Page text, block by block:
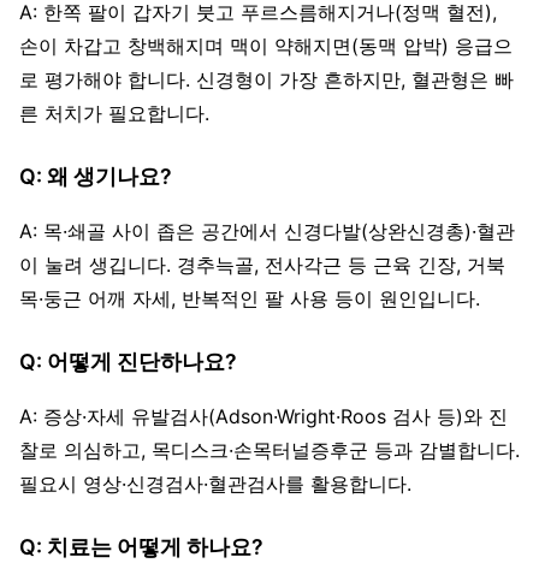
A: 한쪽 팔이 갑자기 붓고 푸르스름해지거나(정맥 혈전),
손이 차갑고 창백해지며 맥이 약해지면(동맥 압박) 응급으
로 평가해야 합니다. 신경형이 가장 흔하지만, 혈관형은 빠
른 처치가 필요합니다.
Q: 왜 생기나요?
A: 목·쇄골 사이 좁은 공간에서 신경다발(상완신경총)·혈관
이 눌려 생깁니다. 경추늑골, 전사각근 등 근육 긴장, 거북
목·둥근 어깨 자세, 반복적인 팔 사용 등이 원인입니다.
Q: 어떻게 진단하나요?
A: 증상·자세 유발검사(Adson·Wright·Roos 검사 등)와 진
찰로 의심하고, 목디스크·손목터널증후군 등과 감별합니다.
필요시 영상·신경검사·혈관검사를 활용합니다.
Q: 치료는 어떻게 하나요?